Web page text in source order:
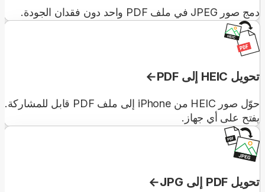
دمج صور JPEG في ملف PDF واحد دون فقدان الجودة.
تحويل HEIC إلى PDF
حوّل صور HEIC من iPhone إلى ملف PDF قابل للمشاركة.
يفتح على أي جهاز.
تحويل PDF إلى JPG